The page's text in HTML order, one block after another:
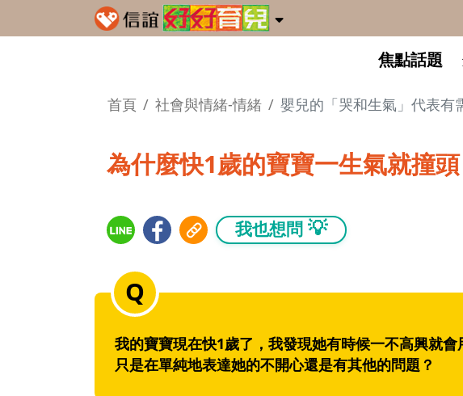
焦點話題
首頁 社會與情緒-情緒 嬰兒的「哭和生氣」代表有
為什麼快1歲的寶寶一生氣就撞頭
我也想問 💡
我的寶寶現在快1歲了，我發現她有時候一不高興就
只是在單純地表達她的不開心還是有其他的問題？